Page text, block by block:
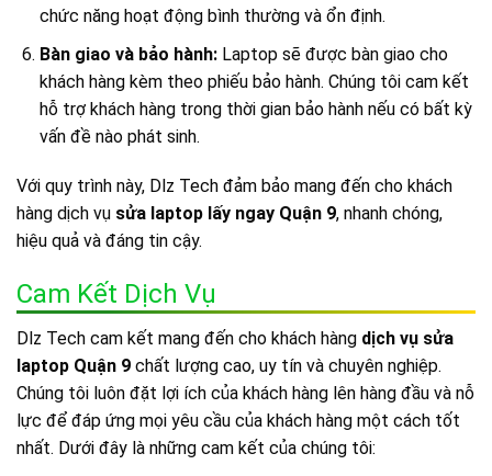
chức năng hoạt động bình thường và ổn định.
Bàn giao và bảo hành:Laptop sẽ được bàn giao cho
khách hàng kèm theo phiếu bảo hành. Chúng tôi cam kết
hỗ trợ khách hàng trong thời gian bảo hành nếu có bất kỳ
vấn đề nào phát sinh.
Với quy trình này, Dlz Tech đảm bảo mang đến cho khách
hàng dịch vụ sửa laptop lấy ngay Quận 9, nhanh chóng,
hiệu quả và đáng tin cậy.
Cam Kết Dịch Vụ
Dlz Tech cam kết mang đến cho khách hàng dịch vụ sửa
laptop Quận 9 chất lượng cao, uy tín và chuyên nghiệp.
Chúng tôi luôn đặt lợi ích của khách hàng lên hàng đầu và nỗ
lực để đáp ứng mọi yêu cầu của khách hàng một cách tốt
nhất. Dưới đây là những cam kết của chúng tôi: